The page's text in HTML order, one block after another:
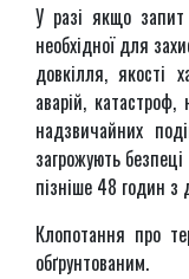
У разі якщо запит
необхідної для
довкілля, якості
аварій,
надзвичайних
загрожують
пізніше 48 годин
Клопотання про
обґрунтованим.